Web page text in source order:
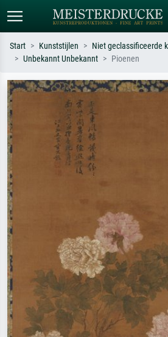
Zoek op kunstenaar, titel of stijl – bijv.
Monet, Sterrennacht, impressionisme,
Hokusai-golf, naakt.
Start Kunststijlen
Niet geclassificeerde
Unbekannt Unbekannt
Pioenen